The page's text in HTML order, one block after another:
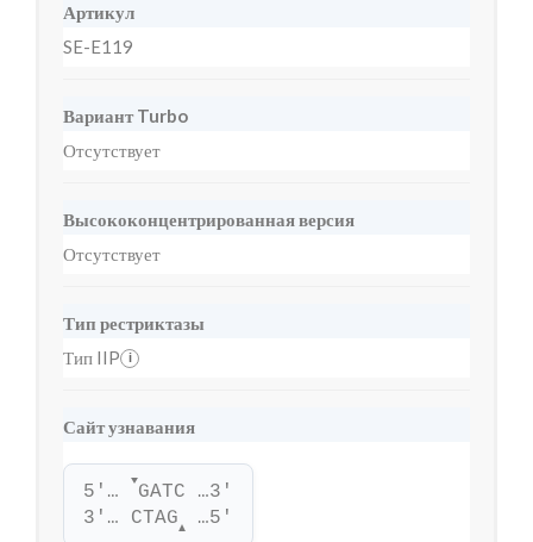
Артикул
SE-E119
Вариант Turbo
Отсутствует
Высококонцентрированная версия
Отсутствует
Тип рестриктазы
Тип IIP
i
Сайт узнавания
5'…
▼
GATC …3'
3'… CTAG▲ …5'